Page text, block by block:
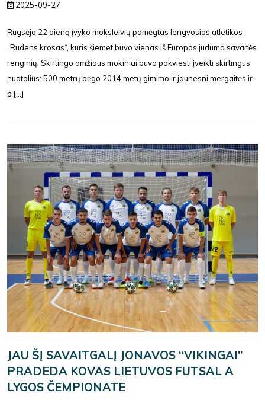
2025-09-27
Rugsėjo 22 dieną įvyko moksleivių pamėgtas lengvosios atletikos
„Rudens krosas“, kuris šiemet buvo vienas iš Europos judumo savaitės
renginių. Skirtingo amžiaus mokiniai buvo pakviesti įveikti skirtingus
nuotolius: 500 metrų bėgo 2014 metų gimimo ir jaunesni mergaitės ir
b [...]
JAU ŠĮ SAVAITGALĮ JONAVOS “VIKINGAI”
PRADEDA KOVAS LIETUVOS FUTSAL A
LYGOS ČEMPIONATE